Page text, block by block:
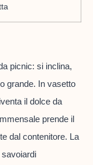
picnic: si inclina,
grande. In vasetto
il dolce da
prende il
dal contenitore. La